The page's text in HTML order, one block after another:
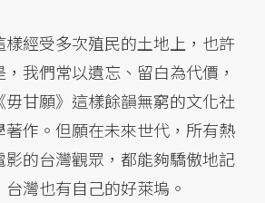
經受多次殖民的土地上，也許
我們常以遺忘、留白為代價，
甘願》這樣餘韻無窮的文化社
作。但願在未來世代，所有熱
的台灣觀眾，都能夠驕傲地記
灣也有自己的好萊塢。